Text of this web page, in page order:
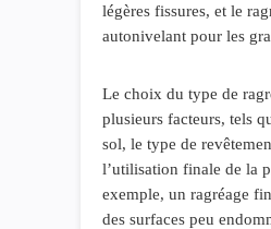
légères fissures, et le
autonivelant pour les
Le choix du type de
plusieurs facteurs, tels
sol, le type de
l’utilisation finale de la
exemple, un ragréage
des surfaces peu